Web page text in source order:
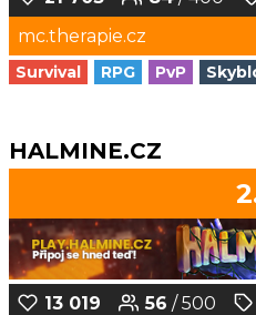
mc.therapie.cz
Survival RPG PvP
HALMINE.CZ
13 019 56 / 500